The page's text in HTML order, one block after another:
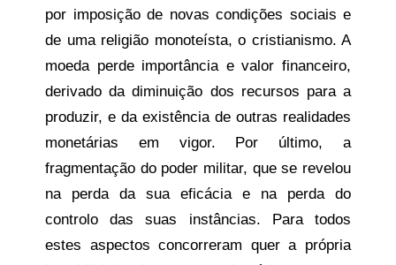
por imposição de novas condições sociais e
de uma religião monoteísta, o cristianismo. A
moeda perde importância e valor financeiro,
derivado da diminuição dos recursos para a
produzir, e da existência de outras realidades
monetárias em vigor. Por último, a
fragmentação do poder militar, que se revelou
na perda da sua eficácia e na perda do
controlo das suas instâncias. Para todos
estes aspectos concorreram quer a própria